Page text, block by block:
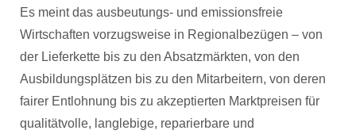
Es meint das ausbeutungs- und emissionsfreie
Wirtschaften vorzugsweise in Regionalbezügen – von
der Lieferkette bis zu den Absatzmärkten, von den
Ausbildungsplätzen bis zu den Mitarbeitern, von deren
fairer Entlohnung bis zu akzeptierten Marktpreisen für
qualitätvolle, langlebige, reparierbare und